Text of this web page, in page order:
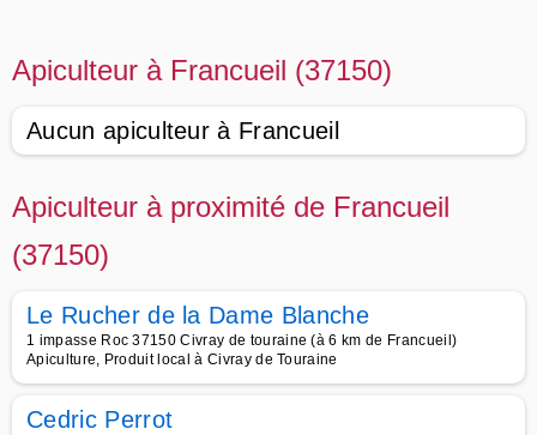
Apiculteur à Francueil (37150)
Aucun apiculteur à Francueil
Apiculteur à proximité de Francueil
(37150)
Le Rucher de la Dame Blanche
1 impasse Roc 37150 Civray de touraine (à 6 km de Francueil)
Apiculture, Produit local à Civray de Touraine
Cedric Perrot